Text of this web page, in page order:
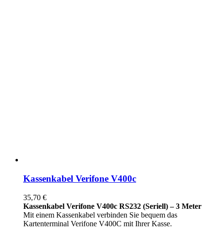
Kassenkabel Verifone V400c
35,70 €
Kassenkabel Verifone V400c RS232 (Seriell) – 3 Meter
Mit einem Kassenkabel verbinden Sie bequem das
Kartenterminal Verifone V400C mit Ihrer Kasse.